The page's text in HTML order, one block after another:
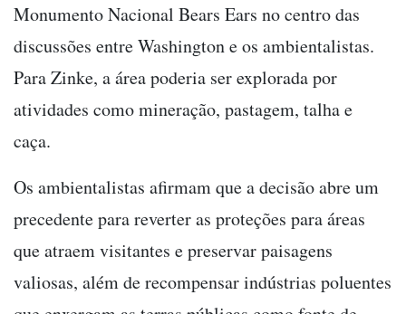
Monumento Nacional Bears Ears no centro das
discussões entre Washington e os ambientalistas.
Para Zinke, a área poderia ser explorada por
atividades como mineração, pastagem, talha e
caça.
Os ambientalistas afirmam que a decisão abre um
precedente para reverter as proteções para áreas
que atraem visitantes e preservar paisagens
valiosas, além de recompensar indústrias poluentes